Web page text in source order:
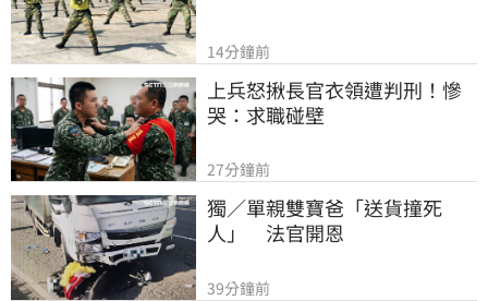
14分鐘前
上兵怒揪長官衣領遭判刑！慘
哭：求職碰壁
27分鐘前
獨／單親雙寶爸「送貨撞死
人」　法官開恩
39分鐘前